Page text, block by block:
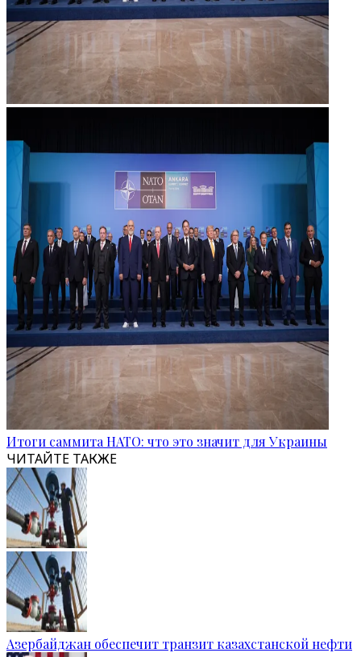
Итоги саммита НАТО: что это значит для Украины
ЧИТАЙТЕ ТАКЖЕ
Азербайджан обеспечит транзит казахстанской нефти